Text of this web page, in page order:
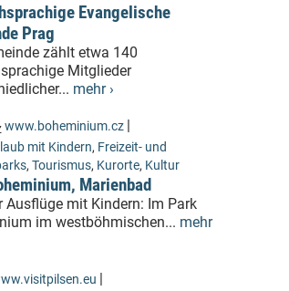
Evangelische
Prag
zählt etwa 140
Mitglieder
mehr ›
www.boheminium.cz |
mit Kindern, Freizeit- und
, Tourismus, Kurorte, Kultur
Marienbad
Ausflüge mit Kindern: Im Park
im westböhmischen... mehr
|